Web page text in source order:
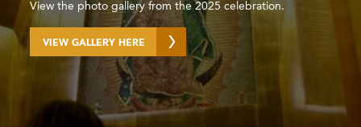
View the photo gallery from the 2025 celebration.
VIEW GALLERY HERE